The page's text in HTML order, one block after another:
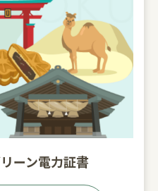
ーン電力証書